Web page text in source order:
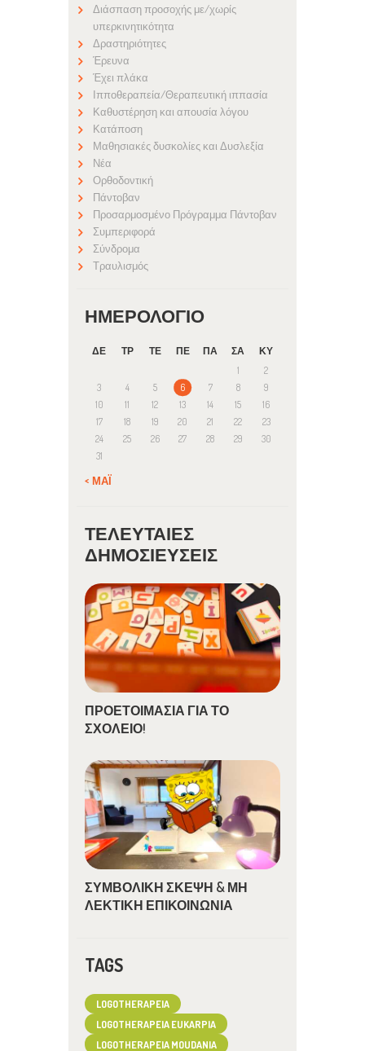
Διάσπαση προσοχής με/χωρίς
υπερκινητικότητα
Δραστηριότητες
Έρευνα
Έχει πλάκα
Ιπποθεραπεία/Θεραπευτική ιππασία
Καθυστέρηση και απουσία λόγου
Κατάποση
Μαθησιακές δυσκολίες και Δυσλεξία
Νέα
Ορθοδοντική
Πάντοβαν
Προσαρμοσμένο Πρόγραμμα Πάντοβαν
Συμπεριφορά
Σύνδρομα
Τραυλισμός
ΗΜΕΡΟΛΌΓΙΟ
ΔΕ ΤΡ ΤΕ ΠΕ ΠΑ ΣΑ
ΚΥ
1
2
3
4 5 6 7 8
9
10
11 12 13 14 15
16
17
18 19 20 21 22
23
24
25 26 27 28 29
30
31
« ΜΆΙ
ΤΕΛΕΥΤΑΊΕΣ
ΔΗΜΟΣΙΕΎΣΕΙΣ
ΠΡΟΕΤΟΙΜΑΣΙΑ ΓΙΑ ΤΟ
ΣΧΟΛΕΙΟ!
ΣΥΜΒΟΛΙΚΗ ΣΚΕΨΗ & ΜΗ
ΛΕΚΤΙΚΗ ΕΠΙΚΟΙΝΩΝΙΑ
TAGS
LOGOTHERAPEIA
LOGOTHERAPEIA EUKARPIA
LOGOTHERAPEIA MOUDANIA